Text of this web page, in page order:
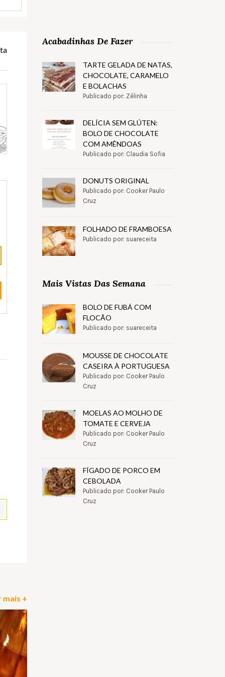
mais +
Acabadinhas De Fazer
TARTE GELADA DE NATAS,
CHOCOLATE, CARAMELO
E BOLACHAS
Publicado por: Zélinha
DELÍCIA SEM GLÚTEN:
BOLO DE CHOCOLATE
COM AMÊNDOAS
Publicado por: Claudia Sofia
DONUTS ORIGINAL
Publicado por: Cooker Paulo
Cruz
FOLHADO DE FRAMBOESA
Publicado por: suareceita
Mais Vistas Das Semana
BOLO DE FUBÁ COM
FLOCÃO
Publicado por: suareceita
MOUSSE DE CHOCOLATE
CASEIRA À PORTUGUESA
Publicado por: Cooker Paulo
Cruz
MOELAS AO MOLHO DE
TOMATE E CERVEJA
Publicado por: Cooker Paulo
Cruz
FÍGADO DE PORCO EM
CEBOLADA
Publicado por: Cooker Paulo
Cruz